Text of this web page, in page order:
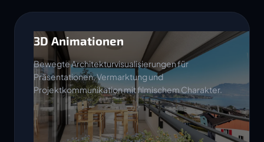
3D Animationen
Bewegte Architekturvisualisierungen für
Präsentationen, Vermarktung und
Projektkommunikation mit filmischem Charakter.